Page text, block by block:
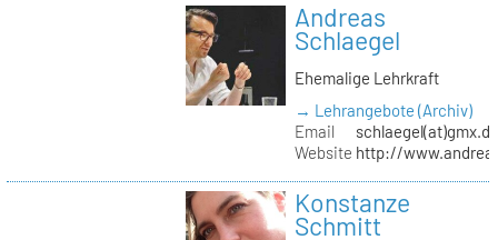
Andreas
Schlaegel
Ehemalige Lehrkraft
→ Lehrangebote (Archiv)
Email
Website http://
Konstanze
Schmitt